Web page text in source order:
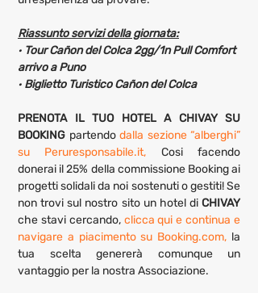
Riassunto servizi della giornata:
· Tour Cañon del Colca 2gg/1n Pull Comfort
arrivo a Puno
· Biglietto Turistico Cañon del Colca
PRENOTA IL TUO HOTEL A CHIVAY SU
BOOKING partendo dalla sezione “alberghi”
su Peruresponsabile.it, Cosi facendo
donerai il 25% della commissione Booking ai
progetti solidali da noi sostenuti o gestiti! Se
non trovi sul nostro sito un hotel di CHIVAY
che stavi cercando, clicca qui e continua e
navigare a piacimento su Booking.com, la
tua scelta genererà comunque un
vantaggio per la nostra Associazione.